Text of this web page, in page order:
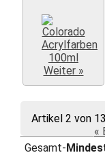
Weiter »
Artikel 2 von
«
Gesamt-